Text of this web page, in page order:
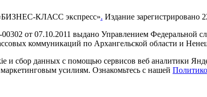
КЛАСС экспресс». Издание зарегистрировано
от 07.10.2011 выдано Управлением Федеральной
коммуникаций по Архангельской области и
и сбор данных с помощью сервисов веб аналитики
усилиям. Ознакомьтесь с нашей